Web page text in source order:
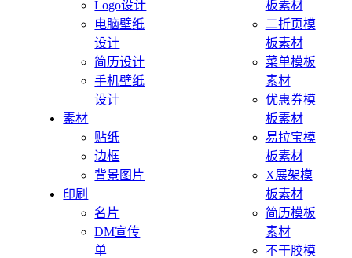
Logo设计
电脑壁纸
设计
简历设计
手机壁纸
设计
素材
贴纸
边框
背景图片
印刷
名片
DM宣传
单
板素材
二折页模
板素材
菜单模板
素材
优惠券模
板素材
易拉宝模
板素材
X展架模
板素材
简历模板
素材
不干胶模